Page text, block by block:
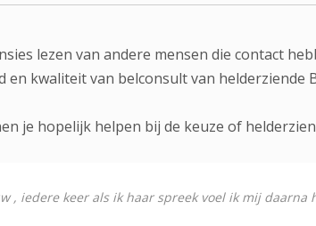
lezen van andere mensen die contact
en kwaliteit van belconsult van helderziende
je hopelijk helpen bij de keuze of
, iedere keer als ik haar spreek voel ik mij